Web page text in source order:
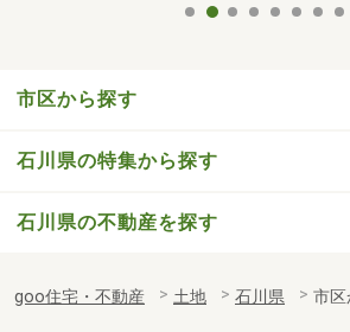
市区から探す
石川県の特集から探す
石川県の不動産を探す
goo住宅・不動産 土地 石川県 市区